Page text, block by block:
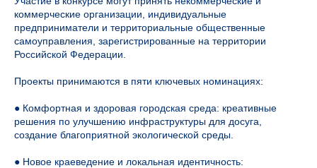
коммерческие организации, индивидуальные
предприниматели и территориальные общественные
самоуправления, зарегистрированные на территории
Российской Федерации.
Проекты принимаются в пяти ключевых номинациях:
● Комфортная и здоровая городская среда: креативные
решения по улучшению инфраструктуры для досуга,
создание благоприятной экологической среды.
● Новое краеведение и локальная идентичность: